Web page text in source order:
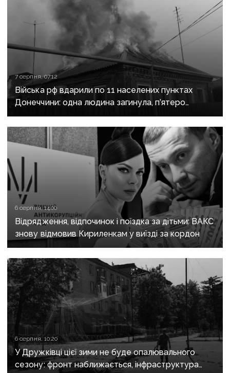
7 серпня, 07:12
Війська рф вдарили по 11 населених пунктах
Донеччини: одна людина загинула, п’ятеро
поранені
6 серпня, 14:00
Відрядження, відпочинок і поїздка за дітьми: ВАКС
знову відмовив Кириленкам у виїзді за кордон
6 серпня, 10:20
У Дружківці цієї зими не буде опалювального
сезону: фронт наближається, інфраструктура